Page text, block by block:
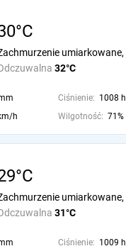
32°C
umiarkowane,
Ciśnienie: 1008
h Wilgotność: 71%
31°C
umiarkowane,
Ciśnienie: 1009